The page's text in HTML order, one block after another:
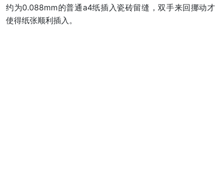
约为0.088mm的普通a4纸插入瓷砖留缝，双手来回挪动才
使得纸张顺利插入。